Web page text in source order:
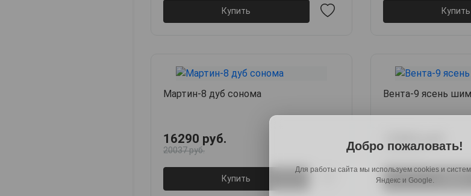
Купить Купить
Мартин-8 дуб сонома
16290 руб.
20037 руб.
Купить
Вента-9 ясень
20088 руб.
Добро пожаловать!
Для работы сайта мы используем cookies и
Яндекс и Google.